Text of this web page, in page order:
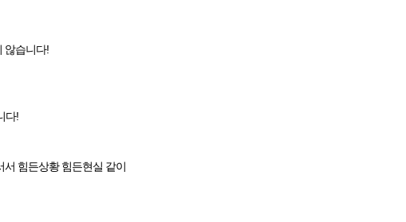
습니다!
다!
힘든상황 힘든현실 같이